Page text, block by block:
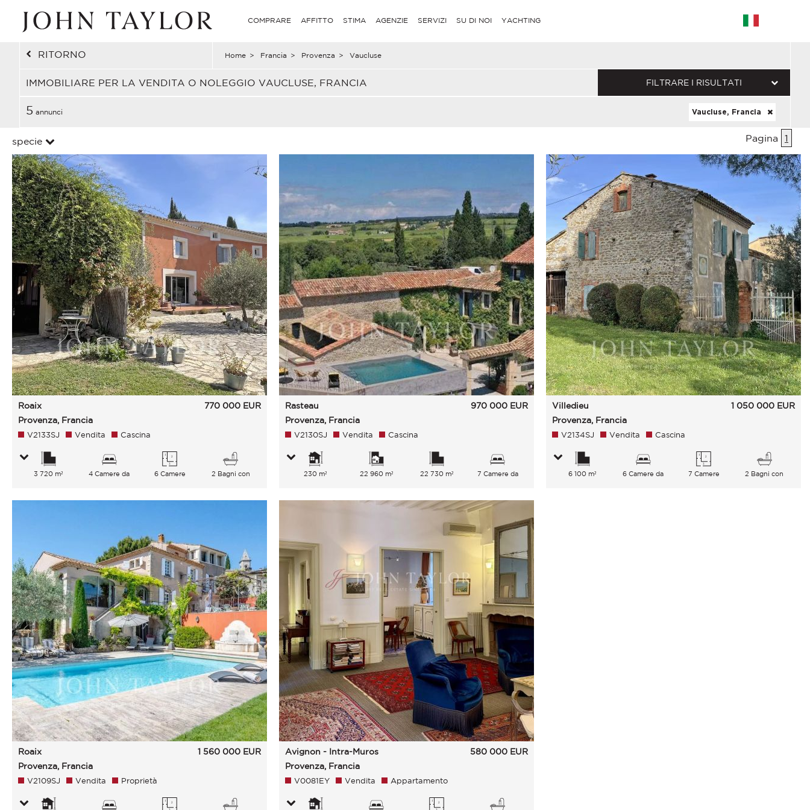
COMPRARE AFFITTO STIMA AGENZIE SERVIZI SU DI NOI YACHTING
RITORNO Home > Francia > Provenza > Vaucluse
IMMOBILIARE PER LA VENDITA O NOLEGGIO VAUCLUSE, FRANCIA FILTRARE I RISULTATI
5 annunci Vaucluse, Francia
specie Pagina 1
Roaix
Provenza, Francia
770 000 EUR
V2133SJ Vendita Cascina
3 720 m²
4 Camere da
6 Camere
2 Bagni con
Rasteau
Provenza, Francia
970 000 EUR
V2130SJ Vendita Cascina
230 m² 22 960 m² 22 730 m²
7 Camere da
Villedieu
Provenza, Francia
1 050 000 EUR
V2134SJ Vendita Cascina
6 100 m²
6 Camere da
7 Camere
2 Bagni con
Roaix
Provenza, Francia
1 560 000 EUR
V2109SJ Vendita Proprietà
Avignon - Intra-Muros
Provenza, Francia
580 000 EUR
V0081EY Vendita Appartamento